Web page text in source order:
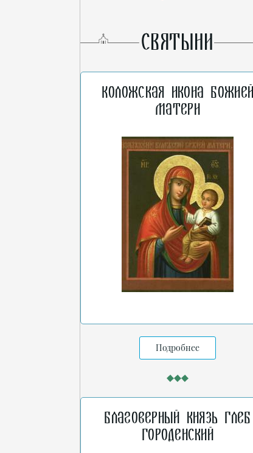
СВЯТЫНИ
Коложская икона
Матери
Подробнее
Благоверный князь Глеб
Городенский